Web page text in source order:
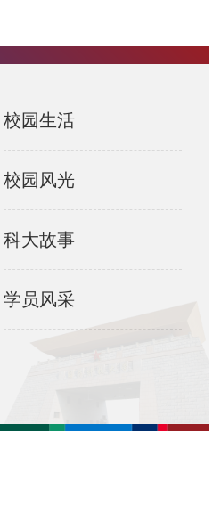
校园生活
校园风光
科大故事
学员风采